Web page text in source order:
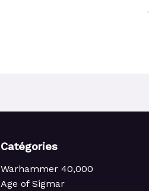
Catégories
Warhammer 40,000
Age of Sigmar